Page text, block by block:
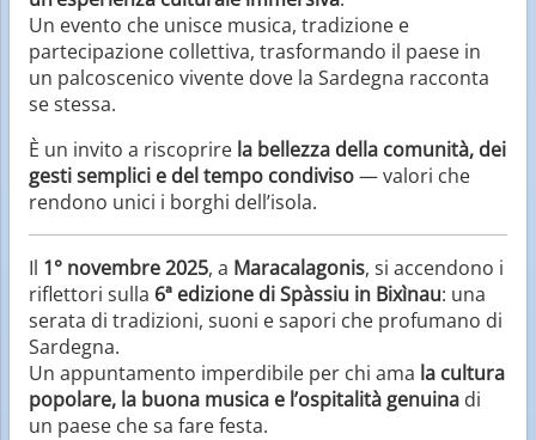
Un evento che unisce musica, tradizione e
partecipazione collettiva, trasformando il paese in
un palcoscenico vivente dove la Sardegna racconta
se stessa.
È un invito a riscoprire la bellezza della comunità, dei
gesti semplici e del tempo condiviso— valori che
rendono unici i borghi dell’isola.
Il 1° novembre 2025, a Maracalagonis, si accendono i
riflettori sulla 6ª edizione di Spàssiu in Bixìnau: una
serata di tradizioni, suoni e sapori che profumano di
Sardegna.
Un appuntamento imperdibile per chi ama la cultura
popolare, la buona musica e l’ospitalità genuina di
un paese che sa fare festa.